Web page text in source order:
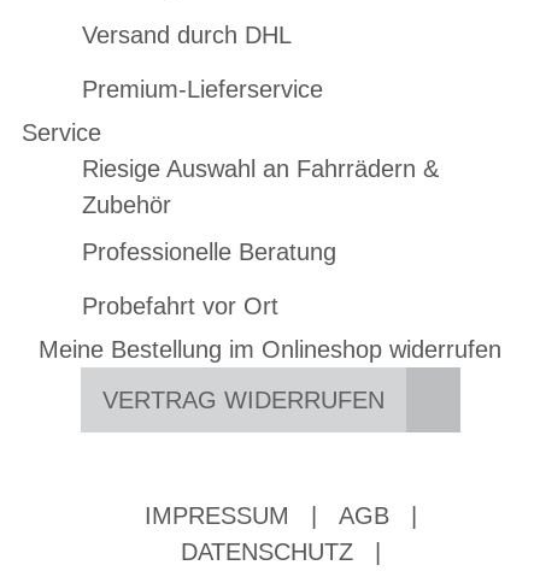
Versand durch DHL
Premium-Lieferservice
Service
Riesige Auswahl an Fahrrädern &
Zubehör
Professionelle Beratung
Probefahrt vor Ort
Meine Bestellung im Onlineshop widerrufen
VERTRAG WIDERRUFEN
IMPRESSUM AGB
DATENSCHUTZ